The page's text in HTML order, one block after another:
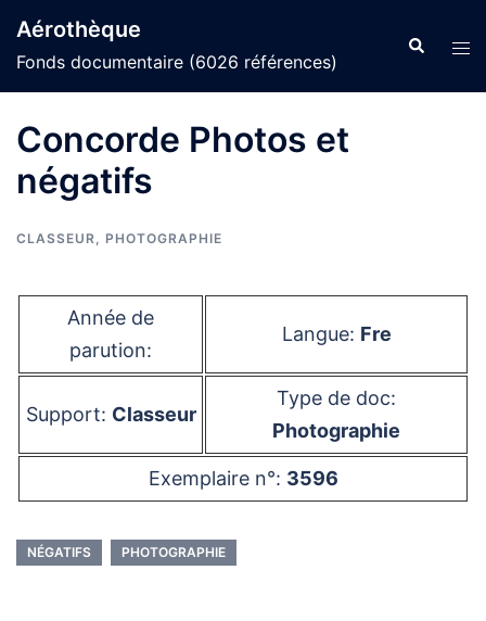
au
contenu
Aérothèque
Fonds documentaire (6026 références)
Concorde Photos et
négatifs
CLASSEUR, PHOTOGRAPHIE
Année de
parution:
Langue: Fre
Support: Classeur
Type de doc:
Photographie
Exemplaire n°: 3596
NÉGATIFS PHOTOGRAPHIE